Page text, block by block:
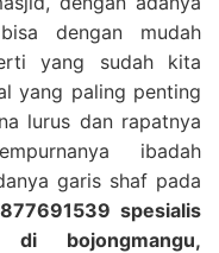
dengan mudah
yang sudah kita
yang paling penting
lurus dan rapatnya
ibadah
garis shaf pada
spesialis
bojongmangu,